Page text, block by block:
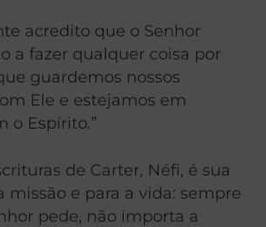
acredito que o Senhor
a fazer qualquer coisa por
guardemos nossos
Ele e estejamos em
o Espírito.”
de Carter, Néfi, é sua
missão e para a vida: sempre
pede, não importa a